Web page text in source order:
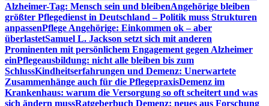
Alzheimer-Tag: Mensch sein und bleibenAngehörige bleiben
größter Pflegedienst in Deutschland – Politik muss Strukturen
anpassenPflege Angehörige: Einkommen ok – aber
überlastetSamuel L. Jackson setzt sich mit anderen
Prominenten mit persönlichem Engagement gegen Alzheimer
einPflegeausbildung: nicht alle bleiben bis zum
SchlussKindheitserfahrungen und Demenz: Unerwartete
Zusammenhänge auch für die PflegepraxisDemenz im
Krankenhaus: warum die Versorgung so oft scheitert und was
sich ändern mussRatgeberbuch Demenz: neues aus Forschung